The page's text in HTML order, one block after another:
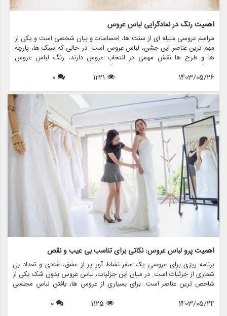
اهمیت رنگ در نمادگرایی لباس عروس
مراسم عروسی ملیله ای از سنت ها، احساسات و بیان شخصی است و یکی از
مهم ترین عناصر این جشن، لباس عروس است. در حالی که سبک ها، پارچه
ها و طرح ها نقش مهمی در انتخاب عروس دارند، رنگ لباس عروس
نمادگرایی عمیقی دارد که فراتر از فرهنگ ها و نسل ها است. در این مقاله،
اهمیت رنگ را در نمادگرایی لباس عروس بررسی می کنیم، به معانی پشت
مانند مزون چرخچی می توانند به عروس ها کمک کنند تا لباس مناسب خود
را پیدا کنند.
1403/05/26
1221
0
اهمیت پرو لباس عروس: نکاتی برای تناسب بی عیب و نقص
برنامه ریزی برای عروسی یک سفر نشاط آور پر از عشق، شادی و تعداد بی
شماری از جزئیات است. در میان این جزئیات، لباس عروس بدون شک یکی از
شاخص ترین عناصر است. برای بسیاری از عروس ها، یافتن لباس مجلسی
و نقص آن در روز بزرگ، نیاز به آماده سازی دقیق دارد. اینجاست که مفهوم
1403/05/24
1125
0